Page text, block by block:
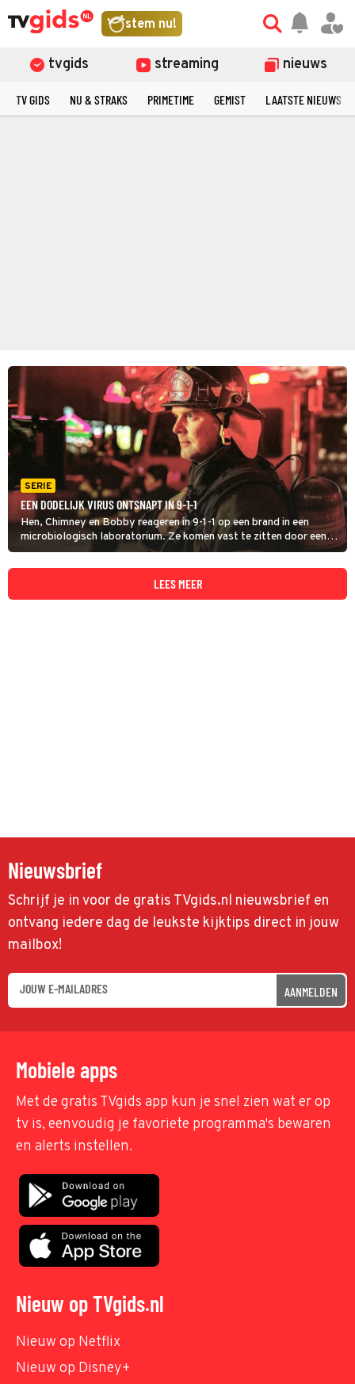
stem nu!
tvgids streaming nieuws
TV GIDS NU & STRAKS PRIMETIME GEMIST LAATSTE NIEUWS
SERIE
EEN DODELIJK VIRUS ONTSNAPT IN 9-1-1
Hen, Chimney en Bobby reageren in 9-1-1 op een brand in een
microbiologisch laboratorium. Ze komen vast te zitten door een
explosie waarbij een dodelijk virus ontsnapt. De brandweerlieden
zitten in een levensgevaarlijke situatie.
LEES MEER
Nieuwsbrief
Schrijf je in voor de gratis TVgids.nl nieuwsbrief en
ontvang iedere dag de leukste kijktips direct in jouw
mailbox!
AANMELDEN
Mobiele apps
Met de gratis TVgids app kun je snel zien wat er op
tv is, eenvoudig je favoriete programma's bewaren
en alerts instellen.
Nieuw op TVgids.nl
Nieuw op Netflix
Nieuw op Disney+